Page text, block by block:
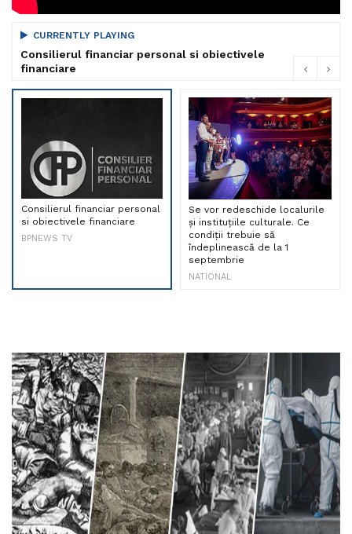
CURRENTLY PLAYING
Consilierul financiar personal si obiectivele
financiare
Consilierul financiar personal
si obiectivele financiare
BPNEWS TV
Se vor redeschide localurile
și instituțiile culturale. Ce
condiții trebuie să
îndeplinească de la 1
septembrie
NATIONAL